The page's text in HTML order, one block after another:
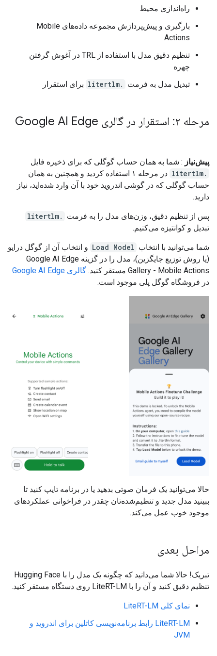
راه‌اندازی محیط
بارگیری و پیش‌پردازش مجموعه داده‌های Mobile
Actions
تنظیم دقیق مدل با استفاده از TRL در آغوش گرفتن
چهره
تبدیل مدل به فرمت
.litertlm برای استقرار
مرحله ۲: استقرار در گالری Google AI Edge
پیش‌نیاز : شما به همان حساب گوگلی که برای ذخیره فایل
.litertlm
در مرحله ۱ استفاده کردید و همچنین به همان
حساب گوگلی که در گوشی اندروید خود با آن وارد شده‌اید، نیاز
دارید.
پس از تنظیم دقیق، وزن‌های مدل را به فرمت
.litertlm
تبدیل و کوانتیزه می‌کنیم.
شما می‌توانید با انتخاب Load Model و انتخاب آن از گوگل درایو
(یا روش توزیع جایگزین)، مدل را در گزینه Google AI Edge
Gallery - Mobile Actions مستقر کنید.
گالری Google AI Edge
در فروشگاه گوگل پلی موجود است.
حالا می‌توانید یک فرمان صوتی بدهید یا در برنامه تایپ کنید تا
ببینید مدل جدید و تنظیم‌شده‌تان چقدر در فراخوانی عملکردهای
موجود خوب عمل می‌کند.
مراحل بعدی
تبریک! حالا شما می‌دانید که چگونه یک مدل را با Hugging Face
تنظیم دقیق کنید و آن را با LiteRT-LM روی دستگاه مستقر کنید.
نمای کلی LiteRT-LM
LiteRT-LM رابط برنامه‌نویسی کاتلین برای اندروید و
JVM